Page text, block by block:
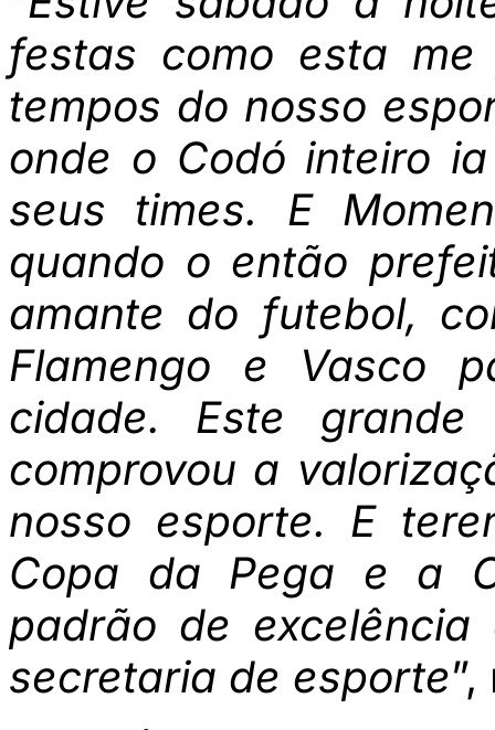
festas como esta
tempos do nosso
onde o Codó inteiro
seus times. E
quando o então
amante do futebol,
Flamengo e Vasco
cidade. Este
comprovou a
nosso esporte. E
Copa da Pega e a
padrão de
secretaria de esporte